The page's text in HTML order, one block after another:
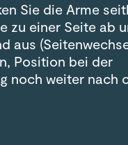
Sie die Arme
zu einer Seite ab
aus
Position bei der
noch weiter nach